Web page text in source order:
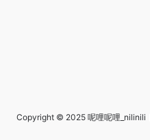
Copyright © 2025 呢哩呢哩_nilinili